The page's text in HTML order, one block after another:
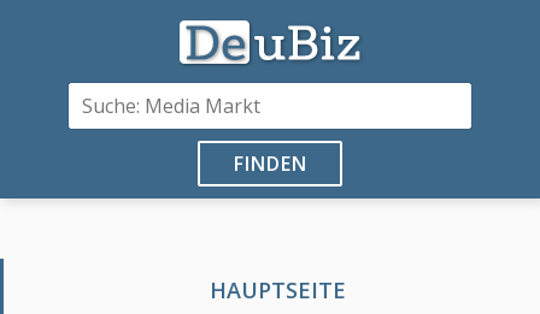
FINDEN
HAUPTSEITE